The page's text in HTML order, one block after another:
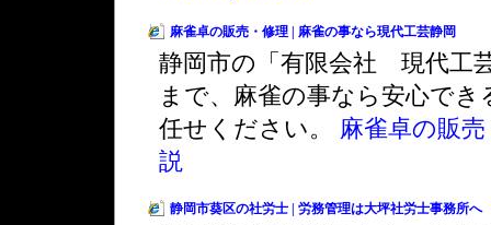
麻雀卓の販売・修理 | 麻雀の事なら現代工芸静岡
静岡市の「有限会社 現代工
まで、麻雀の事なら安心で
任せください。 麻雀卓の販
説
静岡市葵区の社労士 | 労務管理は大坪社労士事務所